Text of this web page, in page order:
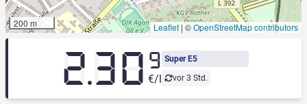
200 m Leaflet | ©OpenStreetMap contributors
Super E5
vor 3 Std.
2.30 9
€/l